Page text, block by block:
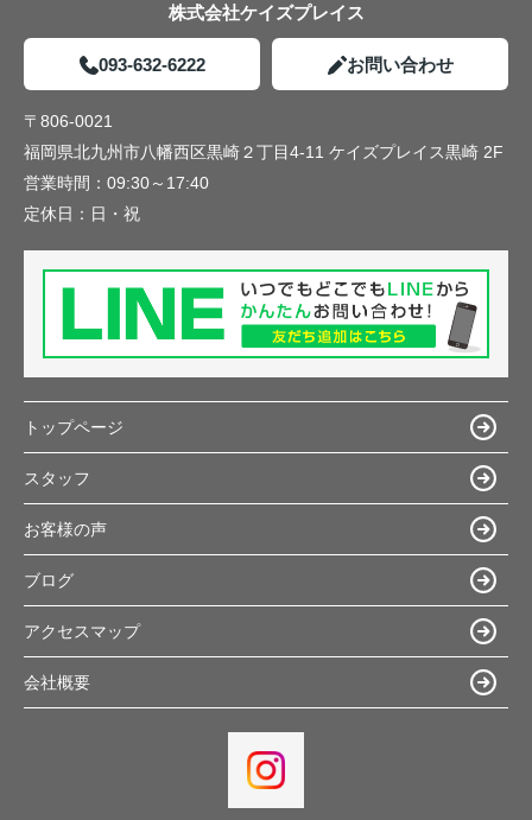
株式会社ケイズプレイス
093-632-6222 お問い合わせ
〒806-0021
福岡県北九州市八幡西区黒崎２丁目4-11 ケイズプレイス黒崎 2F
営業時間： 09:30～17:40
定休日： 日・祝
トップページ
スタッフ
お客様の声
ブログ
アクセスマップ
会社概要